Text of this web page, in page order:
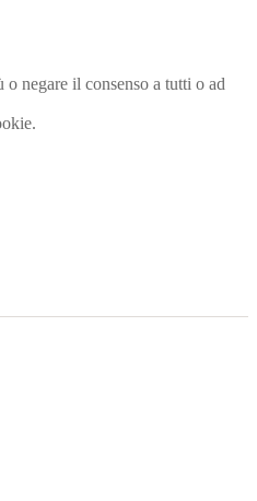
negare il consenso a tutti o ad